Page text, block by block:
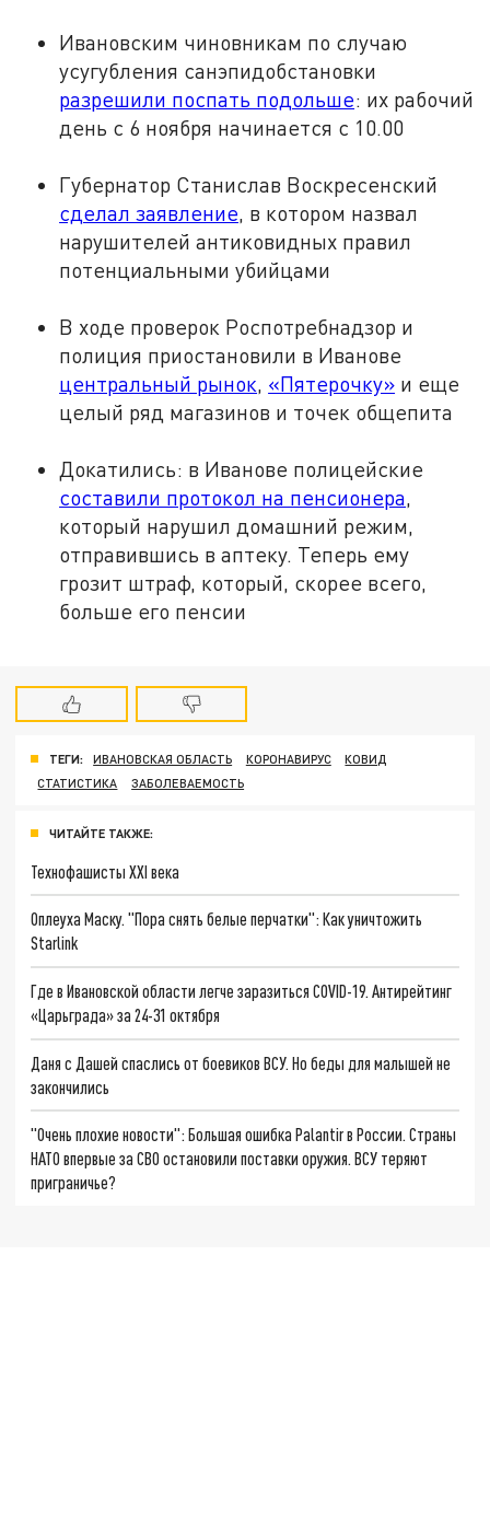
Ивановским чиновникам по случаю
усугубления санэпидобстановки
разрешили поспать подольше: их рабочий
день с 6 ноября начинается с 10.00
Губернатор Станислав Воскресенский
сделал заявление, в котором назвал
нарушителей антиковидных правил
потенциальными убийцами
В ходе проверок Роспотребнадзор и
полиция приостановили в Иванове
центральный рынок, «Пятерочку» и еще
целый ряд магазинов и точек общепита
Докатились: в Иванове полицейские
составили протокол на пенсионера,
который нарушил домашний режим,
отправившись в аптеку. Теперь ему
грозит штраф, который, скорее всего,
больше его пенсии
ТЕГИ: ИВАНОВСКАЯ ОБЛАСТЬ КОРОНАВИРУС
КОВИД
СТАТИСТИКА
ЗАБОЛЕВАЕМОСТЬ
ЧИТАЙТЕ ТАКЖЕ:
Технофашисты XXI века
Оплеуха Маску. "Пора снять белые перчатки": Как уничтожить
Starlink
Где в Ивановской области легче заразиться COVID-19. Антирейтинг
«Царьграда» за 24-31 октября
Даня с Дашей спаслись от боевиков ВСУ. Но беды для малышей не
закончились
"Очень плохие новости": Большая ошибка Palantir в России. Страны
НАТО впервые за СВО остановили поставки оружия. ВСУ теряют
приграничье?